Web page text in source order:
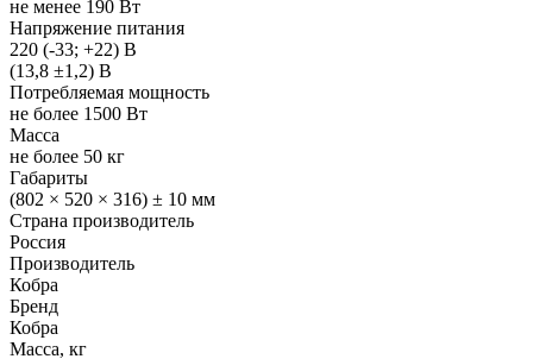
не менее 190 Вт
Напряжение питания
220 (-33; +22) В
(13,8 ±1,2) В
Потребляемая мощность
не более 1500 Вт
Масса
не более 50 кг
Габариты
(802 × 520 × 316) ± 10 мм
Страна производитель
Россия
Производитель
Кобра
Бренд
Кобра
Масса, кг